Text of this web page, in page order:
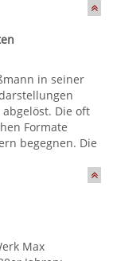
in seiner
Die oft
Formate
begegnen. Die
Max